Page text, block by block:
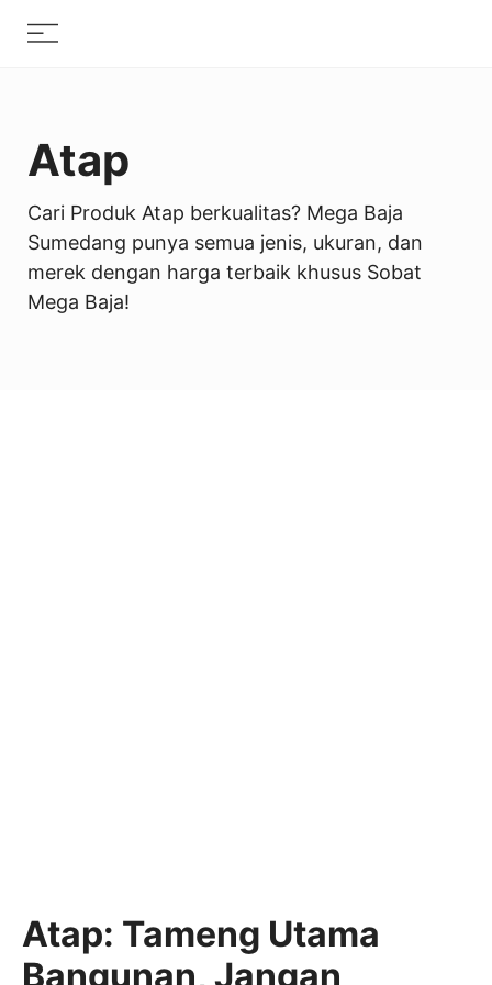
Menu
Atap
Cari Produk Atap berkualitas? Mega Baja
Sumedang punya semua jenis, ukuran, dan
merek dengan harga terbaik khusus Sobat
Mega Baja!
Atap: Tameng Utama
Bangunan, Jangan